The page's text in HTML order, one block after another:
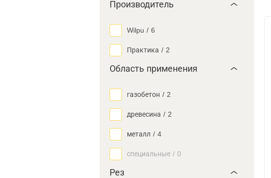
Производитель
Wilpu / 6
Практика / 2
Область применения
газобетон / 2
древесина / 2
металл / 4
специальные / 0
Рез